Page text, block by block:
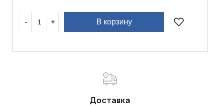
В корзину
Доставка